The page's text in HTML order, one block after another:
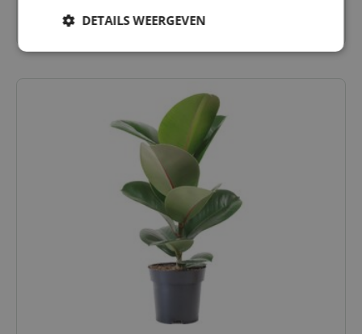
DIEFFENBACHIA
DETAILS WEERGEVEN